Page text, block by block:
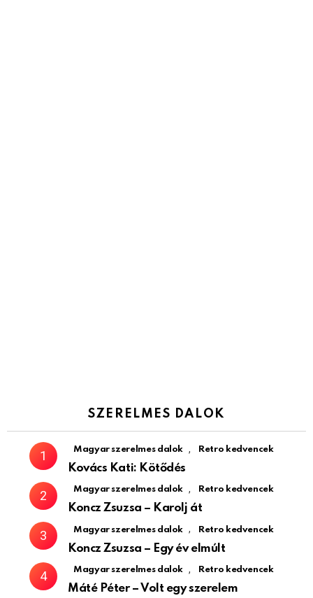
SZERELMES DALOK
Magyar szerelmes dalok , Retro kedvencek
Kovács Kati: Kötődés
Magyar szerelmes dalok , Retro kedvencek
Koncz Zsuzsa – Karolj át
Magyar szerelmes dalok , Retro kedvencek
Koncz Zsuzsa – Egy év elmúlt
Magyar szerelmes dalok , Retro kedvencek
Máté Péter – Volt egy szerelem